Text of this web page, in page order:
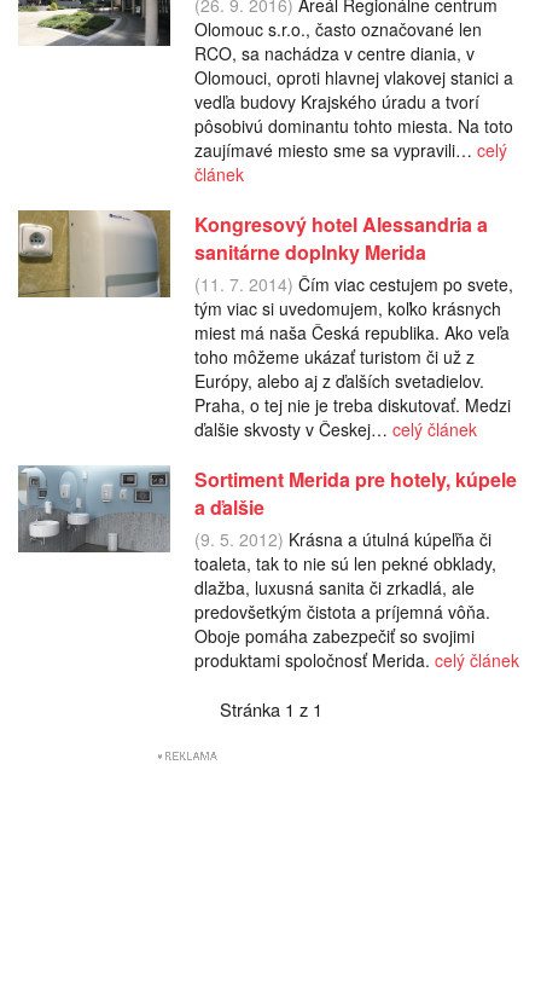
(26. 9. 2016) Areál Regionálne centrum
Olomouc s.r.o., často označované len
RCO, sa nachádza v centre diania, v
Olomouci, oproti hlavnej vlakovej stanici a
vedľa budovy Krajského úradu a tvorí
pôsobivú dominantu tohto miesta. Na toto
zaujímavé miesto sme sa vypravili… celý
článek
Kongresový hotel Alessandria a
sanitárne doplnky Merida
(11. 7. 2014) Čím viac cestujem po svete,
tým viac si uvedomujem, koľko krásnych
miest má naša Česká republika. Ako veľa
toho môžeme ukázať turistom či už z
Európy, alebo aj z ďalších svetadielov.
Praha, o tej nie je treba diskutovať. Medzi
ďalšie skvosty v Českej… celý článek
Sortiment Merida pre hotely, kúpele
a ďalšie
(9. 5. 2012) Krásna a útulná kúpeľňa či
toaleta, tak to nie sú len pekné obklady,
dlažba, luxusná sanita či zrkadlá, ale
predovšetkým čistota a príjemná vôňa.
Oboje pomáha zabezpečiť so svojimi
produktami spoločnosť Merida. celý článek
Stránka 1 z 1